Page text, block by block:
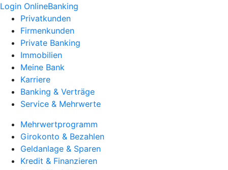
Login OnlineBanking
Privatkunden
Firmenkunden
Private Banking
Immobilien
Meine Bank
Karriere
Banking & Verträge
Service & Mehrwerte
Mehrwertprogramm
Girokonto & Bezahlen
Geldanlage & Sparen
Kredit & Finanzieren